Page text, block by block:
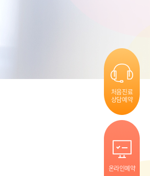
처음진료
상담예약
온라인예약